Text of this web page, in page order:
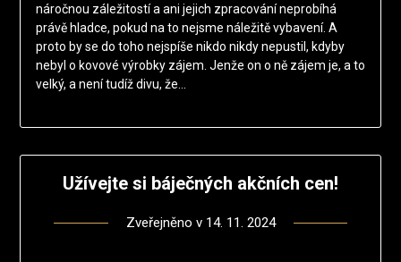
náročnou záležitostí a ani jejich zpracování neprobíhá
právě hladce, pokud na to nejsme náležitě vybavení. A
proto by se do toho nejspíše nikdo nikdy nepustil, kdyby
nebyl o kovové výrobky zájem. Jenže on o ně zájem je, a to
velký, a není tudíž divu, že…
Užívejte si báječných akčních cen!
Zveřejněno v 14. 11. 2024